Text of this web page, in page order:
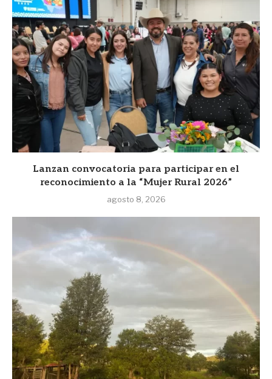
Lanzan convocatoria para participar en el
reconocimiento a la “Mujer Rural 2026”
agosto 8, 2026